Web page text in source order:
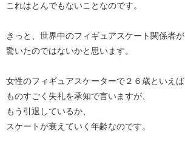
これはとんでもないことなのです。
きっと、世界中のフィギュアスケート関係者が
驚いたのではないかと思います。
女性のフィギュアスケーターで２６歳といえば
ものすごく失礼を承知で言いますが、
もう引退しているか、
スケートが衰えていく年齢なのです。